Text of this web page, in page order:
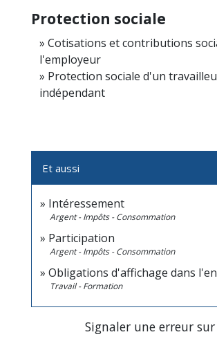
Protection sociale
Cotisations et contributions
l'employeur
Protection sociale d'un
indépendant
Et aussi
Intéressement
Argent - Impôts - Consommation
Participation
Argent - Impôts - Consommation
Obligations d'affichage dans
Travail - Formation
Signaler une erreur